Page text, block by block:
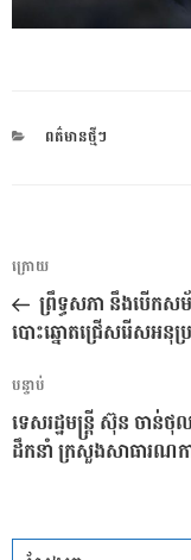
CATEGORIES
ពត៌មានថ្មីៗ
ការ​
នាំទិស​
ប្រកាស
អត្ថបទ
មុន
ក្រោយ
ព្រឹទ្ធសភា នឹងបើកស
បោះឆ្នោតជ្រើសរើសអនុ
អត្ថបទ
បន្ទាប់
បន្ទាប់
ទេសរដ្ឋមន្ដ្រី ស៊ុន ចាន់ថុ
ដឹកនាំ ក្រសួងសាធារណក